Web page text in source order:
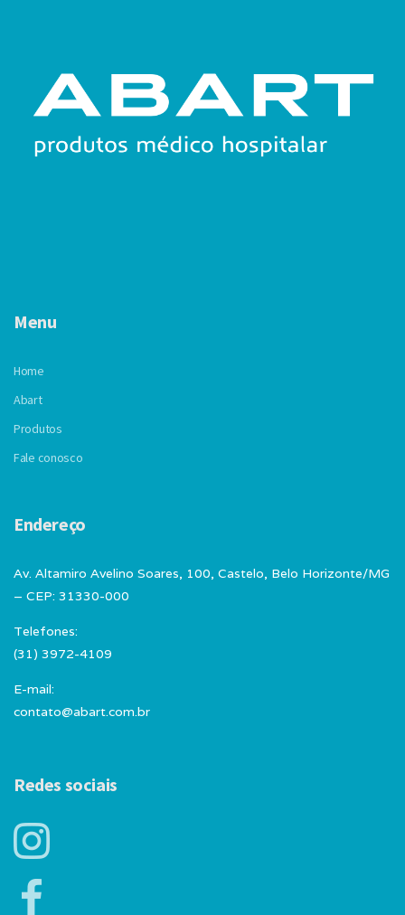
Menu
Home
Abart
Produtos
Fale conosco
Endereço
Av. Altamiro Avelino Soares, 100, Castelo, Belo Horizonte/MG
– CEP: 31330-000
Telefones:
(31) 3972-4109
E-mail:
contato@abart.com.br
Redes sociais